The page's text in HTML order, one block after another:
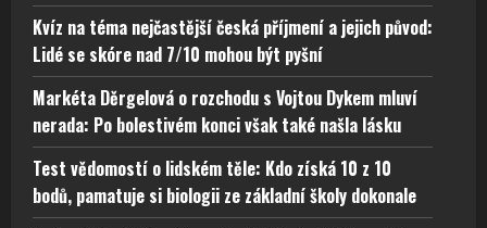
Kvíz na téma nejčastější česká příjmení a jejich původ:
Lidé se skóre nad 7/10 mohou být pyšní
Markéta Děrgelová o rozchodu s Vojtou Dykem mluví
nerada: Po bolestivém konci však také našla lásku
Test vědomostí o lidském těle: Kdo získá 10 z 10
bodů, pamatuje si biologii ze základní školy dokonale